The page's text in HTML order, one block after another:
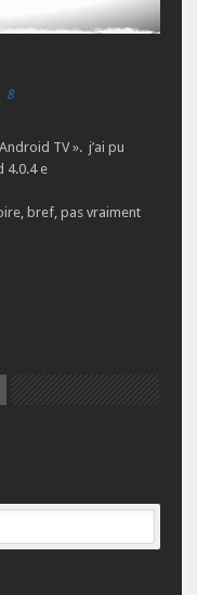
8
TV ». j’ai pu
4.0.4 e
bref, pas vraiment